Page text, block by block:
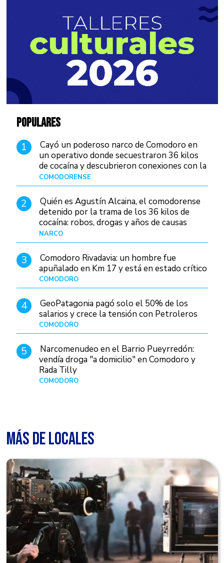
POPULARES
1
Cayó un poderoso narco de Comodoro en
un operativo donde secuestraron 36 kilos
de cocaína y descubrieron conexiones con la
Patagonia
COMODORENSE
2
Quién es Agustín Alcaina, el comodorense
detenido por la trama de los 36 kilos de
cocaína: robos, drogas y años de causas
judiciales
NARCO
3
Comodoro Rivadavia: un hombre fue
apuñalado en Km 17 y está en estado crítico
COMODORO
4
GeoPatagonia pagó solo el 50% de los
salarios y crece la tensión con Petroleros
COMODORO
5
Narcomenudeo en el Barrio Pueyrredón:
vendía droga "a domicilio" en Comodoro y
Rada Tilly
COMODORO
MÁS DE LOCALES